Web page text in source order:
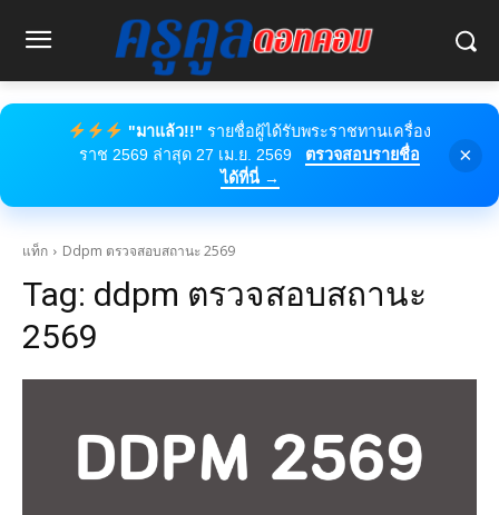
"มาแล้ว!!" รายชื่อผู้ได้รับพระราชทานเครื่อง
ราช 2569 ล่าสุด 27 เม.ย. 2569
ตรวจสอบรายชื่อ
ได้ที่นี่ →
×
แท็ก Ddpm ตรวจสอบสถานะ 2569
Tag: ddpm ตรวจสอบสถานะ
2569